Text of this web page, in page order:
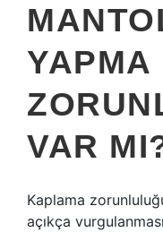
YAPMA
VAR
Kaplama
açıkça